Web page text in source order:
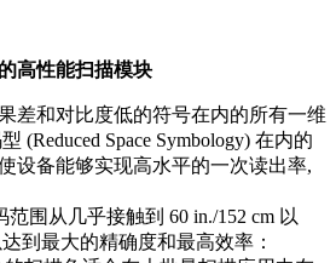
高性能扫描模块
差和对比度低的符号在内的所有一维
(Reduced Space Symbology) 在内的
设备能够实现高水平的一次读出率,
围从几乎接触到 60 in./152 cm 以
到最大的精确度和最高效率：